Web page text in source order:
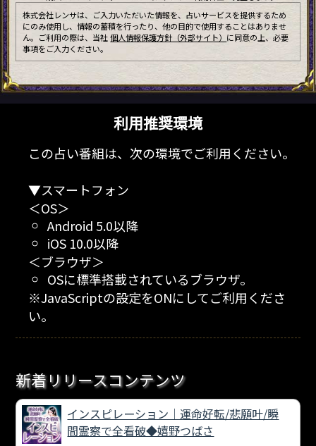
株式会社レンサは、ご入力いただいた情報を、占いサービスを提供するため
にのみ使用し、情報の蓄積を行ったり、他の目的で使用することはありませ
ん。ご利用の際は、当社個人情報保護方針（外部サイト） に同意の上、必要
事項をご入力ください。
利用推奨環境
この占い番組は、次の環境でご利用ください。
▼スマートフォン
＜OS＞
Android 5.0以降
iOS 10.0以降
＜ブラウザ＞
OSに標準搭載されているブラウザ。
※JavaScriptの設定をONにしてご利用くださ
い。
新着リリースコンテンツ
インスピレーション｜運命好転/悲願叶/瞬
間霊察で全看破◆嬉野つばさ